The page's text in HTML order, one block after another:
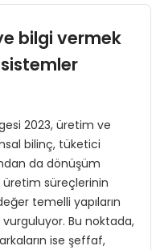
bilgi vermek
2023, üretim ve
bilinç, tüketici
da dönüşüm
süreçlerinin
temelli yapıların
Bu noktada,
ise şeffaf,